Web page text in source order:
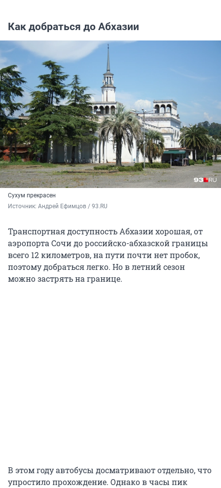
Как добраться до Абхазии
Сухум прекрасен
Источник: Андрей Ефимцов / 93.RU
Транспортная доступность Абхазии хорошая, от
аэропорта Сочи до российско-абхазской границы
всего 12 километров, на пути почти нет пробок,
поэтому добраться легко. Но в летний сезон
можно застрять на границе.
В этом году автобусы досматривают отдельно, что
упростило прохождение. Однако в часы пик